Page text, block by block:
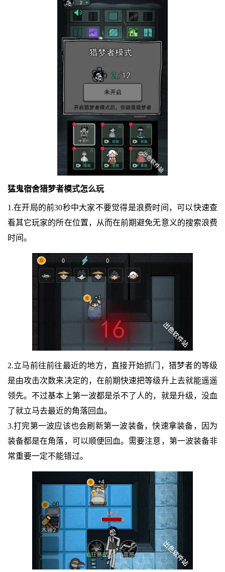
猛鬼宿舍猎梦者模式怎么玩
1.在开局的前30秒中大家不要觉得是浪费时间，可以快速查
看其它玩家的所在位置，从而在前期避免无意义的搜索浪费
时间。
2.立马前往前往最近的地方，直接开始抓门，猎梦者的等级
是由攻击次数来决定的，在前期快速把等级升上去就能遥遥
领先。不过基本上第一波都是杀不了人的，就是升级，没血
了就立马去最近的角落回血。
3.打完第一波应该也会刷新第一波装备，快速拿装备，因为
装备都是在角落，可以顺便回血。需要注意，第一波装备非
常重要一定不能错过。